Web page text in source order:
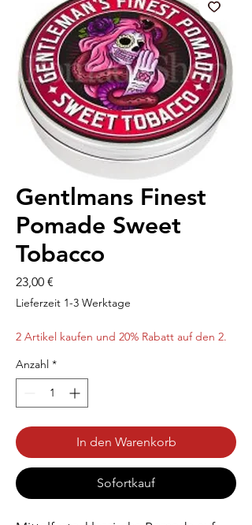
Gentlmans Finest
Pomade Sweet
Tobacco
23,00 €
Lieferzeit 1-3 Werktage
2 Artikel kaufen und 20% Rabatt auf den 2.
Anzahl *
In den Warenkorb
Sofortkauf